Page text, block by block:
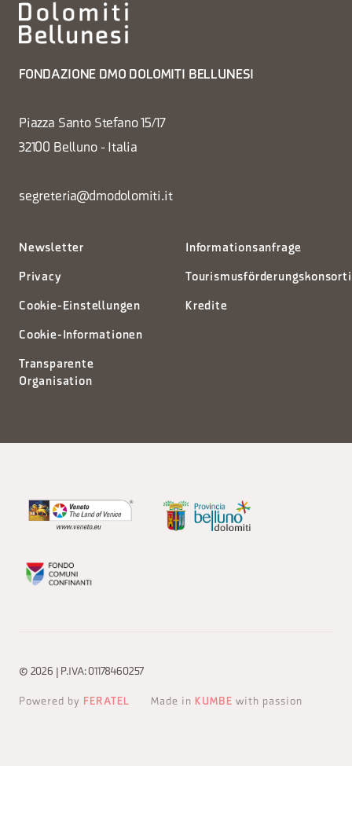
FONDAZIONE DMO DOLOMITI BELLUNESI
Piazza Santo Stefano 15/17
32100 Belluno - Italia
segreteria@dmodolomiti.it
Newsletter
Privacy
Cookie-Einstellungen
Cookie-Informationen
Transparente
Organisation
Informationsanfrage
Kredite
© 2026 | P.IVA: 01178460257
Powered by FERATEL Made in KUMBE with passion